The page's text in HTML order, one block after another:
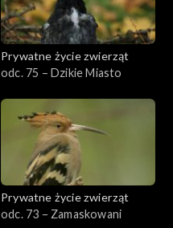
Prywatne życie zwierząt
odc. 75 – Dzikie Miasto
Prywatne życie zwierząt
odc. 73 – Zamaskowani